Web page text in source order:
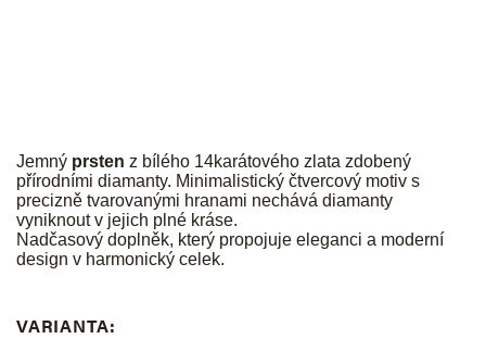
Jemný prsten z bílého 14karátového zlata zdobený
přírodními diamanty. Minimalistický čtvercový motiv s
precizně tvarovanými hranami nechává diamanty
vyniknout v jejich plné kráse.
Nadčasový doplněk, který propojuje eleganci a moderní
design v harmonický celek.
VARIANTA: